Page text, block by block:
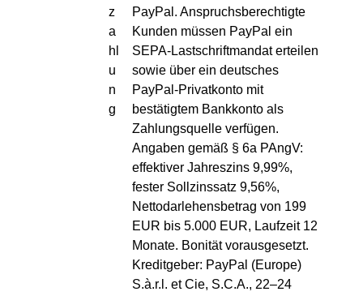
z
a
hl
u
n
g
PayPal. Anspruchsberechtigte
Kunden müssen PayPal ein
SEPA-Lastschriftmandat erteilen
sowie über ein deutsches
PayPal-Privatkonto mit
bestätigtem Bankkonto als
Zahlungsquelle verfügen.
Angaben gemäß § 6a PAngV:
effektiver Jahreszins 9,99%,
fester Sollzinssatz 9,56%,
Nettodarlehensbetrag von 199
EUR bis 5.000 EUR, Laufzeit 12
Monate. Bonität vorausgesetzt.
Kreditgeber: PayPal (Europe)
S.à.r.l. et Cie, S.C.A., 22–24